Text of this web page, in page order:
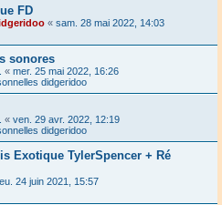
FD
« sam. 28 mai 2022, 14:03
sonores
« mer. 25 mai 2022, 16:26
didgeridoo
« ven. 29 avr. 2022, 12:19
didgeridoo
Exotique TylerSpencer + Ré
24 juin 2021, 15:57